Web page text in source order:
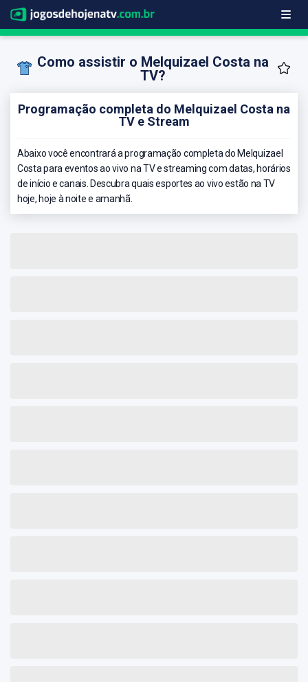
Como assistir o Melquizael Costa na
TV?
Programação completa do Melquizael Costa na
TV e Stream
Abaixo você encontrará a programação completa do Melquizael
Costa para eventos ao vivo na TV e streaming com datas, horários
de início e canais. Descubra quais esportes ao vivo estão na TV
hoje, hoje à noite e amanhã.